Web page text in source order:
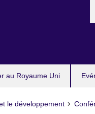
au Royaume Uni
le développement